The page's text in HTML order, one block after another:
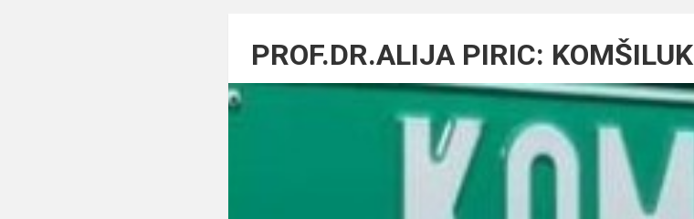
PROF.DR.ALIJA PIRIC: KOMŠILUK